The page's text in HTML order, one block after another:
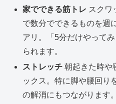
家でできる筋トレ スクワ
で数分でできるものを週
アリ。「5分だけやって
られます。
ストレッチ 朝起きた時や
ックス。特に脚や腰回り
の解消にもつながります。